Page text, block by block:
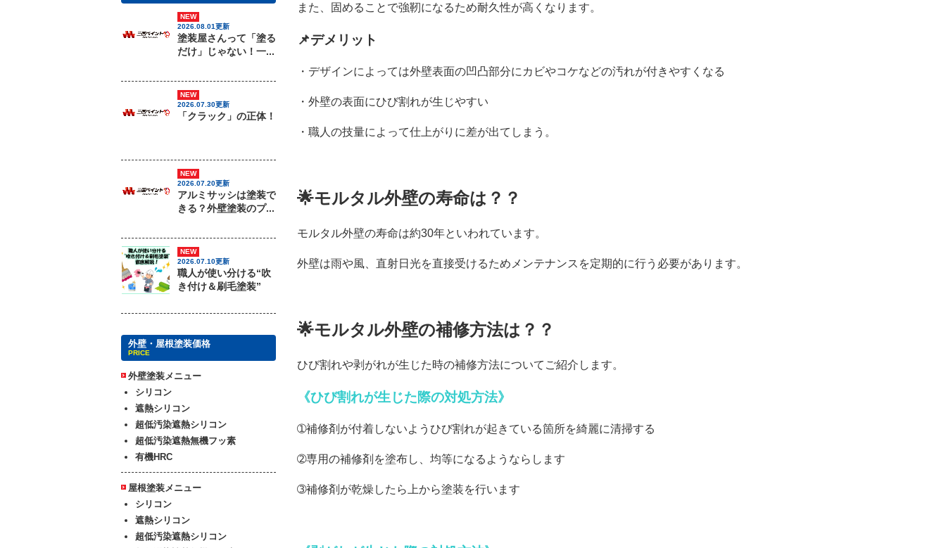
また、固めることで強靭になるため耐久性が高くなります。
📌デメリット
・デザインによっては外壁表面の凹凸部分にカビやコケなどの汚れが付きやすくなる
・外壁の表面にひび割れが生じやすい
・職人の技量によって仕上がりに差が出てしまう。
🌟モルタル外壁の寿命は？？
モルタル外壁の寿命は約30年といわれています。
外壁は雨や風、直射日光を直接受けるためメンテナンスを定期的に行う必要があります。
🌟モルタル外壁の補修方法は？？
ひび割れや剥がれが生じた時の補修方法についてご紹介します。
《ひび割れが生じた際の対処方法》
➀補修剤が付着しないようひび割れが起きている箇所を綺麗に清掃する
➁専用の補修剤を塗布し、均等になるようならします
➂補修剤が乾燥したら上から塗装を行います
NEW
2026.08.01更新
塗装屋さんって「塗る
だけ」じゃない！一...
NEW
2026.07.30更新
「クラック」の正体！
NEW
2026.07.20更新
アルミサッシは塗装で
きる？外壁塗装のプ...
NEW
2026.07.10更新
職人が使い分ける“吹
き付け＆刷毛塗装”
外壁・屋根塗装価格
PRICE
外壁塗装メニュー
シリコン
遮熱シリコン
超低汚染遮熱シリコン
超低汚染遮熱無機フッ素
有機HRC
屋根塗装メニュー
シリコン
遮熱シリコン
超低汚染遮熱シリコン